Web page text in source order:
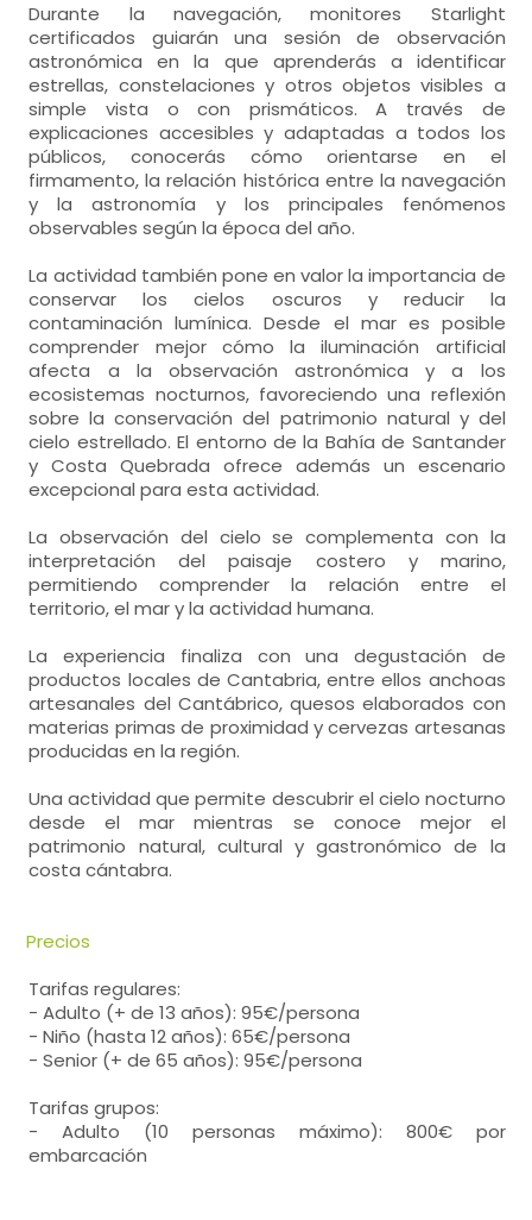
Durante la navegación, monitores Starlight
certificados guiarán una sesión de observación
astronómica en la que aprenderás a identificar
estrellas, constelaciones y otros objetos visibles a
simple vista o con prismáticos. A través de
explicaciones accesibles y adaptadas a todos los
públicos, conocerás cómo orientarse en el
firmamento, la relación histórica entre la navegación
y la astronomía y los principales fenómenos
observables según la época del año.
La actividad también pone en valor la importancia de
conservar los cielos oscuros y reducir la
contaminación lumínica. Desde el mar es posible
comprender mejor cómo la iluminación artificial
afecta a la observación astronómica y a los
ecosistemas nocturnos, favoreciendo una reflexión
sobre la conservación del patrimonio natural y del
cielo estrellado. El entorno de la Bahía de Santander
y Costa Quebrada ofrece además un escenario
excepcional para esta actividad.
La observación del cielo se complementa con la
interpretación del paisaje costero y marino,
permitiendo comprender la relación entre el
territorio, el mar y la actividad humana.
La experiencia finaliza con una degustación de
productos locales de Cantabria, entre ellos anchoas
artesanales del Cantábrico, quesos elaborados con
materias primas de proximidad y cervezas artesanas
producidas en la región.
Una actividad que permite descubrir el cielo nocturno
desde el mar mientras se conoce mejor el
patrimonio natural, cultural y gastronómico de la
costa cántabra.
Precios
Tarifas regulares:
- Adulto (+ de 13 años): 95€/persona
- Niño (hasta 12 años): 65€/persona
- Senior (+ de 65 años): 95€/persona
Tarifas grupos:
- Adulto (10 personas máximo): 800€ por
embarcación